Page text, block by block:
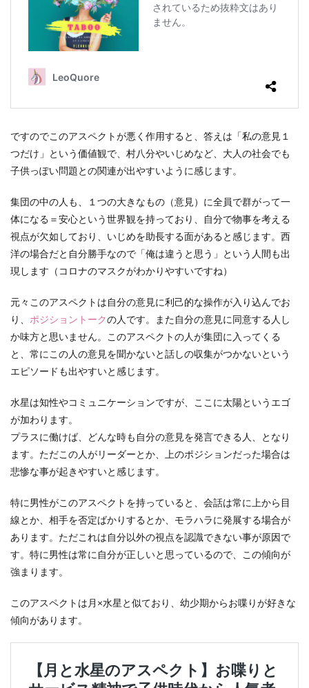
ですのでこのアスペクトが悪く作用すると、答えは「私の意見１
つだけ」という価値観で、村八分やいじめなど、大人の社会でも
子供っぽい問題との関連が出やすいように感じます。
集団の中の人も、１つの大きなもの（意見）に全員で群がって一
体になる＝安心という世界観を持っており、自分で物事を考える
視点が欠如しており、いじめを助長する面があると感じます。西
洋の場合だと自分勝手なので「俺は違うと思う」という人間も出
現します（コロナのマスクがわかりやすいですね）
元々このアスペクトは自分の意見に利己的な操作が入り込んでお
り、 ポジショントークの人です。また自分の意見に同意する人し
か味方と思いません。このアスペクトの人が集団に入ってくる
と、常にこの人の意見を聞かないと話しの収集がつかないという
エピソードも出やすいと感じます。
水星は知性やコミュニケーションですが、ここに太陽というエゴ
が加わります。
プラスに働けば、どんな時も自分の意見を発言できる人、となり
ます。ただこの人がリーダーとか、上のポジションだった場合は
悲惨な事が起きやすいと感じます。
特に男性がこのアスペクトを持っていると、会話は常に上から目
線とか、相手を否定ばかりするとか、モラハラに発展する場合が
あります。ただこれは自分以外の視点を認識できない事が原因で
す。特に男性は常に自分が正しいと思っているので、この傾向が
強まります。
このアスペクトは月×水星と似ており、幼少期からお喋りが好きな
傾向があります。